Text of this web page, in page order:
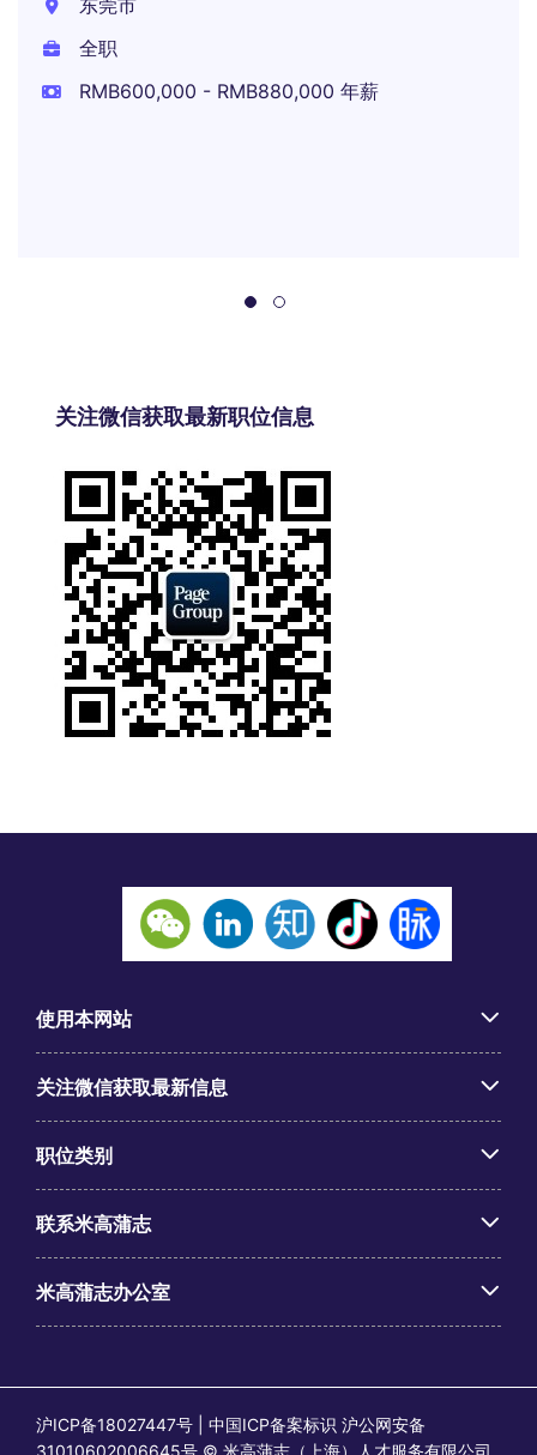
东莞市
全职
RMB600,000 - RMB880,000 年薪
关注微信获取最新职位信息
使用本网站
关注微信获取最新信息
职位类别
联系米高蒲志
米高蒲志办公室
沪ICP备18027447号 | 中国ICP备案标识 沪公网安备
31010602006645号 © 米高蒲志（上海）人才服务有限公司